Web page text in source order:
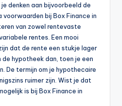
denken aan bijvoorbeeld de
bij Box Finance in
van zowel rentevaste
rentes. Een mooi
dat de rente een stukje lager
hypotheek dan, toen je een
De termijn om je hypothecaire
ruimer zijn. Wist je dat
is bij Box Finance in